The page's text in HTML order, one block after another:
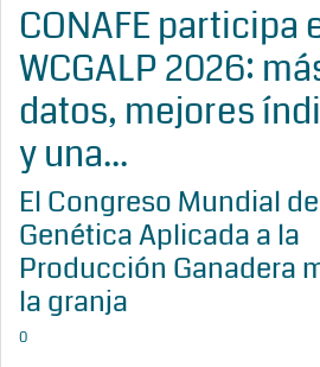
CONAFE participa
WCGALP 2026:
datos, mejores
y una...
El Congreso Mundial de
Genética Aplicada a la
Producción Ganadera
la granja
0